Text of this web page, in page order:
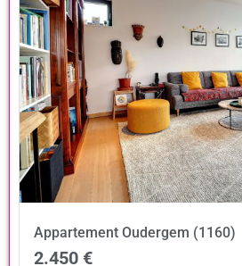
Appartement Oudergem (1160)
2.450 €